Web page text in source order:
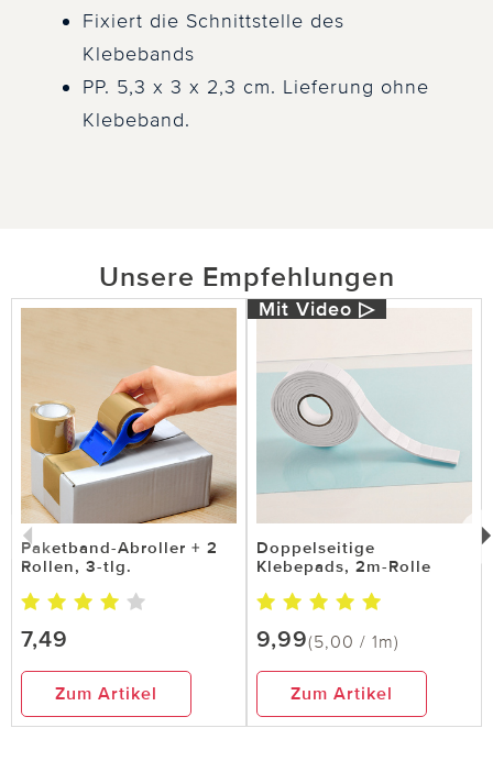
Fixiert die Schnittstelle des
Klebebands
PP. 5,3 x 3 x 2,3 cm. Lieferung ohne
Klebeband.
Unsere Empfehlungen
Paketband-Abroller + 2
Rollen, 3-tlg.
7,49
Zum Artikel
Mit Video ▷
Doppelseitige
Klebepads, 2m-Rolle
9,99(5,00 / 1m)
Zum Artikel